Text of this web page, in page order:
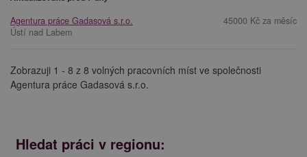
Agentura práce Gadasová s.r.o.
Ústí nad Labem
45000 Kč za měsíc
Zobrazuji 1 - 8 z 8 volných pracovních míst ve společnosti
Agentura práce Gadasová s.r.o.
Hledat práci v regionu: